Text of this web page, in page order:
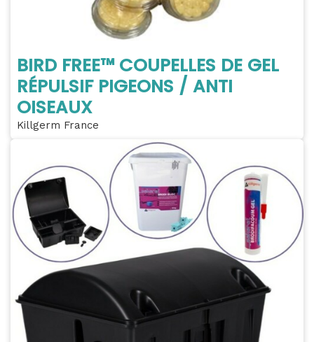
BIRD FREE™ COUPELLES DE GEL
RÉPULSIF PIGEONS / ANTI
OISEAUX
Killgerm France